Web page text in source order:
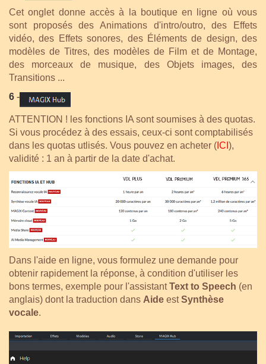
Cet onglet donne accès à la boutique en ligne où vous
sont proposés des Animations d'intro/outro, des Effets
vidéo, des Effets sonores, des Éléments de design, des
modèles de Titres, des modèles de Film et de Montage,
des morceaux de musique, des Objets images, des
Transitions ...
6 -
ATTENTION ! les fonctions IA sont soumises à des quotas.
Si vous procédez à des essais, ceux-ci sont comptabilisés
dans les quotas utlisés. Vous pouvez en acheter ( ICI ),
validité : 1 an à partir de la date d'achat.
Dans l'aide en ligne, vous formulez une demande pour
obtenir rapidement la réponse, à condition d'utiliser les
bons termes, exemple pour l'assistantText to Speech (en
anglais) dont la traduction dans Aide estSynthèse
vocale.